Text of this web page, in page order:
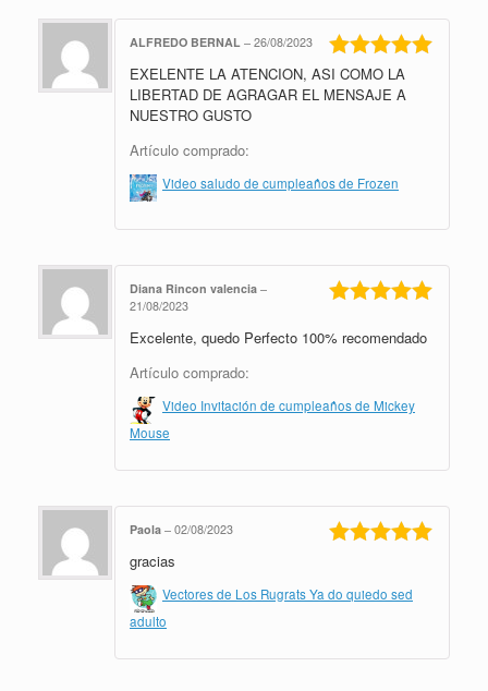
Valorado en
5de 5
ALFREDO BERNAL – 26/08/2023
EXELENTE LA ATENCION, ASI COMO LA
LIBERTAD DE AGRAGAR EL MENSAJE A
NUESTRO GUSTO
Artículo comprado:
Video saludo de cumpleaños de Frozen
5 de 5
Diana Rincon valencia –
21/08/2023
Excelente, quedo Perfecto 100% recomendado
Artículo comprado:
Video Invitación de cumpleaños de Mickey
Mouse
Paola – 02/08/2023
gracias
Vectores de Los Rugrats Ya do quiedo sed
adulto